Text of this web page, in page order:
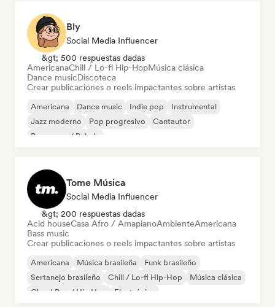
Bly
Social Media Influencer
&gt; 500 respuestas dadas
AmericanaChill / Lo-fi Hip-HopMúsica clásica
Dance musicDiscoteca
Crear publicaciones o reels impactantes sobre artistas
Americana Dance music Indie pop
Instrumental
Jazz moderno
Pop progresivo
Cantautor
Pop suave / Balada
Tome Música
Social Media Influencer
&gt; 200 respuestas dadas
Acid houseCasa Afro / AmapianoAmbienteAmericana
Bass music
Crear publicaciones o reels impactantes sobre artistas
Americana Música brasileña
Funk brasileño
Sertanejo brasileño
Chill / Lo-fi Hip-Hop
Música clásica
Cloud Rap / Hip Hop
Electrónica